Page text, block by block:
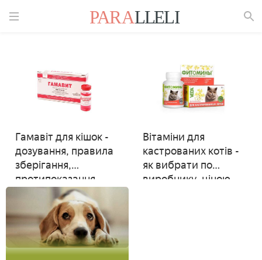
Гамавіт для кішок -
дозування, правила
зберігання,
протипоказання,
побічні ефекти і
аналоги
Вітаміни для
кастрованих котів -
як вибрати по
виробнику, ціною